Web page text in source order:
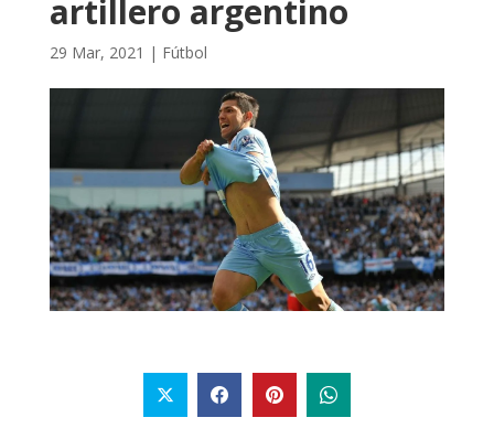
artillero argentino
29 Mar, 2021 | Fútbol